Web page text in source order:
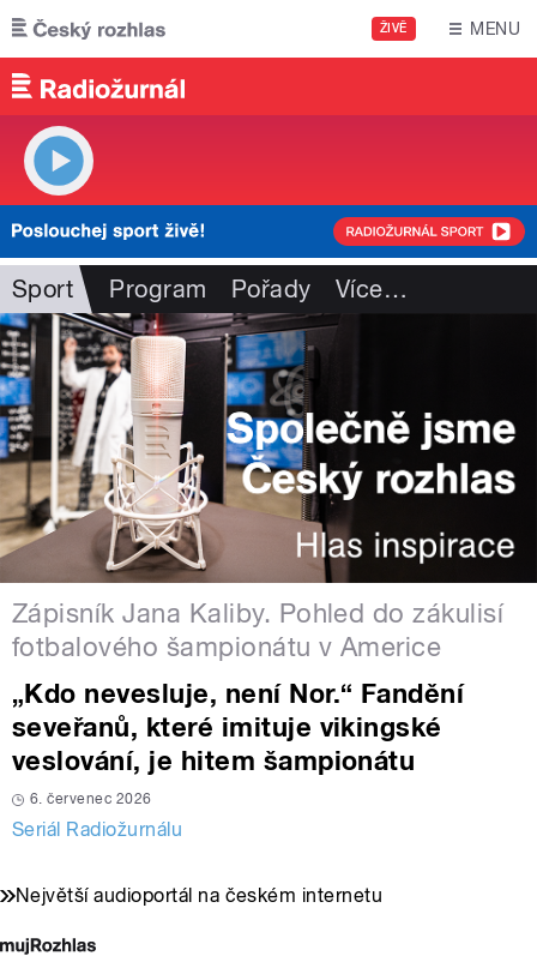
Přejít k hlavnímu obsahu
ŽIVĚ MENU
Sport Program Pořady Více…
Zápisník Jana Kaliby. Pohled do zákulisí
fotbalového šampionátu v Americe
„Kdo nevesluje, není Nor.“ Fandění
seveřanů, které imituje vikingské
veslování, je hitem šampionátu
6. červenec 2026
Seriál Radiožurnálu
Největší audioportál na českém internetu